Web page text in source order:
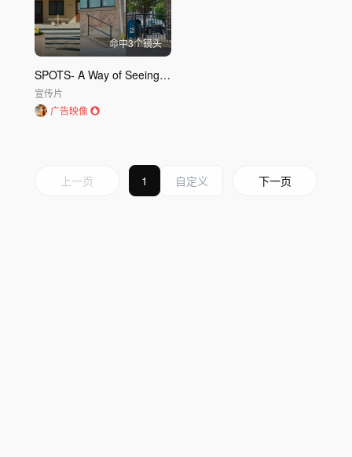
命中3个镜头
SPOTS- A Way of Seeing-体育——一种观看方式
宣传片
广告映像
上一页 1 下一页